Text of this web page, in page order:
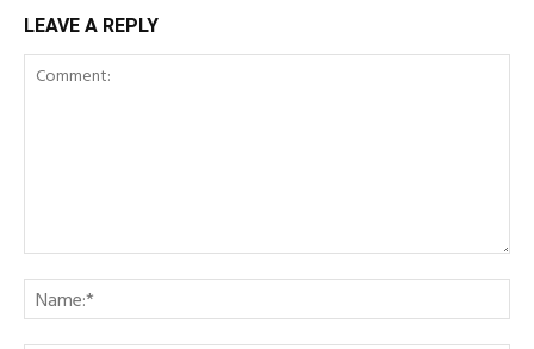
LEAVE A REPLY